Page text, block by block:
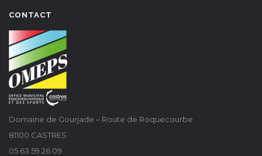
CONTACT
Domaine de Gourjade – Route de Roquecourbe
81100 CASTRES
05 63 59 26 09